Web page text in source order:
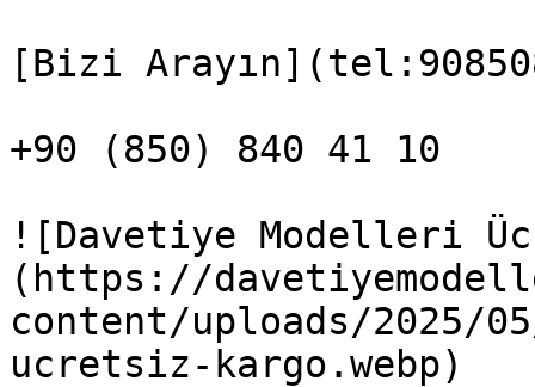
[Bizi
+90 (850) 840 41 10
![Davetiye Modelleri
(https://
content/uploads/2025/
ucretsiz-kargo.webp)